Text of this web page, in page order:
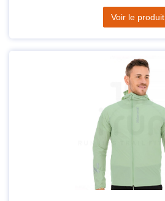
Voir le produit